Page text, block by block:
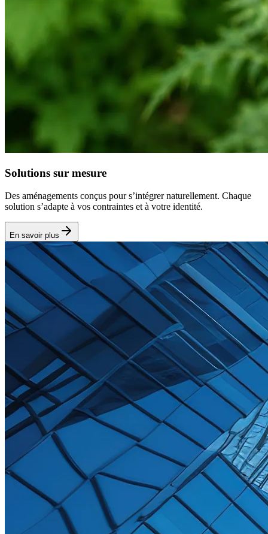
Solutions sur mesure
Des aménagements conçus pour s’intégrer naturellement. Chaque
solution s’adapte à vos contraintes et à votre identité.
En savoir plus